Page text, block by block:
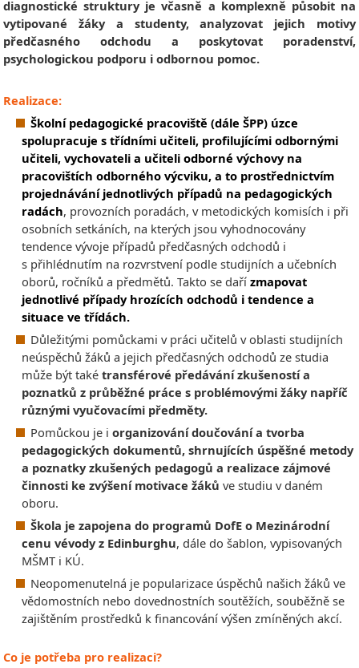
diagnostické struktury je včasně a komplexně působit na
vytipované žáky a studenty, analyzovat jejich motivy
předčasného odchodu a poskytovat poradenství,
psychologickou podporu i odbornou pomoc.
Realizace:
Školní pedagogické pracoviště (dále ŠPP) úzce
spolupracuje s třídními učiteli, profilujícími odbornými
učiteli, vychovateli a učiteli odborné výchovy na
pracovištích odborného výcviku, a to prostřednictvím
projednávání jednotlivých případů na pedagogických
radách, provozních poradách, v metodických komisích i při
osobních setkáních, na kterých jsou vyhodnocovány
tendence vývoje případů předčasných odchodů i
s přihlédnutím na rozvrstvení podle studijních a učebních
oborů, ročníků a předmětů. Takto se daří zmapovat
jednotlivé případy hrozících odchodů i tendence a
situace ve třídách.
Důležitými pomůckami v práci učitelů v oblasti studijních
neúspěchů žáků a jejich předčasných odchodů ze studia
může být také transférové předávání zkušeností a
poznatků z průběžné práce s problémovými žáky napříč
různými vyučovacími předměty.
Pomůckou je i organizování doučování a tvorba
pedagogických dokumentů, shrnujících úspěšné metody
a poznatky zkušených pedagogů a realizace zájmové
činnosti ke zvýšení motivace žáků ve studiu v daném
oboru.
Škola je zapojena do programů DofE o Mezinárodní
cenu vévody z Edinburghu, dále do šablon, vypisovaných
MŠMT i KÚ.
Neopomenutelná je popularizace úspěchů našich žáků ve
vědomostních nebo dovednostních soutěžích, souběžně se
zajištěním prostředků k financování výšen zmíněných akcí.
Co je potřeba pro realizaci?